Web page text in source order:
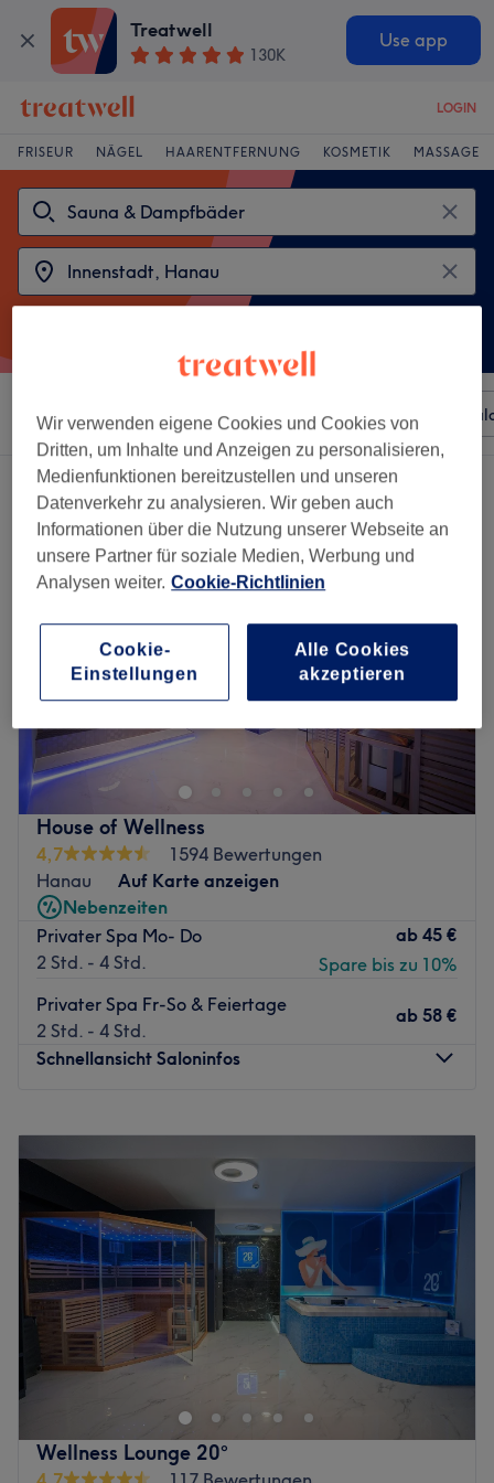
Treatwell
130K
Use app
LOGIN
FRISEUR NÄGEL HAARENTFERNUNG KOSMETIK MASSAGE
Sortieren nach Beliebiger Preis Besonderheiten
2 Salons die anbieten:sauna & dampfbäder in Innenstadt, Hanau
House of Wellness
4,7
1594 Bewertungen
Hanau
Auf Karte anzeigen
Nebenzeiten
Privater Spa Mo- Do
2 Std. - 4 Std.
ab 45 €
Spare bis zu 10%
Privater Spa Fr-So & Feiertage
2 Std. - 4 Std.
ab 58 €
Schnellansicht Saloninfos
Mittwoch
Donnerstag
–23:00
Freitag
09:00 –
Samstag
–
Sonntag
09:00 – 23:00
Wir sind ein internationales Team, das traditionelle
Massage- und Kosmetik-Techniken auf moderner Art
praktiziert. Unsere Leidenschaft für Wellness bringt uns
stets dazu, bestehende Behandlungsmethoden aus
verschiedenen Kulturen neu zu kombinieren und zu
interpretieren.
Wellness Lounge 20°
Wir verwenden eigene Cookies und Cookies von
Dritten, um Inhalte und Anzeigen zu personalisieren,
Medienfunktionen bereitzustellen und unseren
Datenverkehr zu analysieren. Wir geben auch
Informationen über die Nutzung unserer Webseite an
unsere Partner für soziale Medien, Werbung und
Analysen weiter. Cookie-Richtlinien
Cookie-
Einstellungen
Alle Cookies
akzeptieren